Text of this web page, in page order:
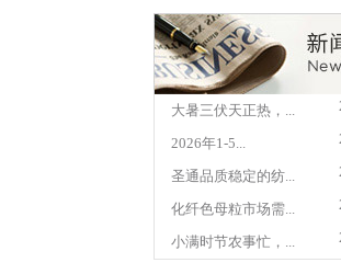
大暑三伏天正热，...
2026年1-5...
圣通品质稳定的纺...
化纤色母粒市场需...
小满时节农事忙，...